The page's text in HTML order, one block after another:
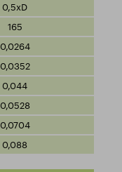
0,5xD
165
0,0264
0,0352
0,044
0,0528
0,0704
0,088